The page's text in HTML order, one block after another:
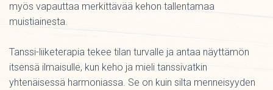
myös vapauttaa merkittävää kehon tallentamaa
muistiainesta.
Tanssi-liiketerapia tekee tilan turvalle ja antaa näyttämön
itsensä ilmaisulle, kun keho ja mieli tanssivatkin
yhtenäisessä harmoniassa. Se on kuin silta menneisyyden